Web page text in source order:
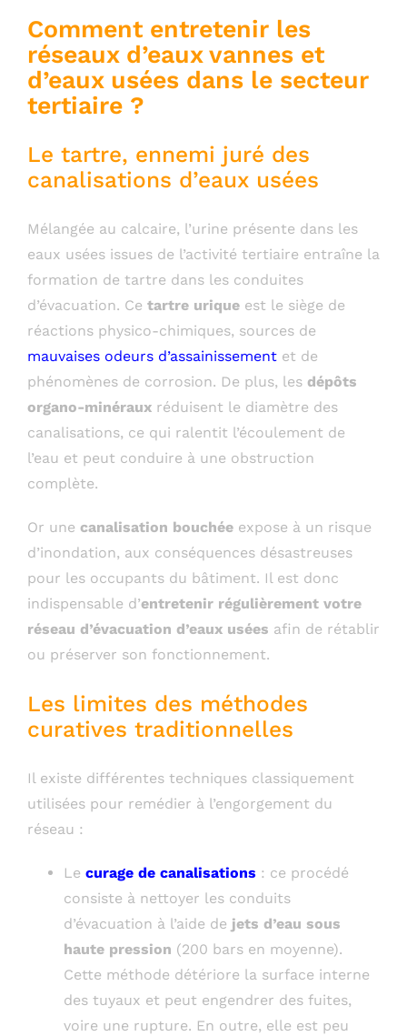
Comment entretenir les
réseaux d’eaux vannes et
d’eaux usées dans le secteur
tertiaire ?
Le tartre, ennemi juré des
canalisations d’eaux usées
Mélangée au calcaire, l’urine présente dans les
eaux usées issues de l’activité tertiaire entraîne la
formation de tartre dans les conduites
d’évacuation. Ce tartre urique est le siège de
réactions physico-chimiques, sources de
mauvaises odeurs d’assainissement et de
phénomènes de corrosion. De plus, les dépôts
organo-minéraux réduisent le diamètre des
canalisations, ce qui ralentit l’écoulement de
l’eau et peut conduire à une obstruction
complète.
Or une canalisation bouchée expose à un risque
d’inondation, aux conséquences désastreuses
pour les occupants du bâtiment. Il est donc
indispensable d’entretenir régulièrement votre
réseau d’évacuation d’eaux usées afin de rétablir
ou préserver son fonctionnement.
Les limites des méthodes
curatives traditionnelles
Il existe différentes techniques classiquement
utilisées pour remédier à l’engorgement du
réseau :
Le curage de canalisations : ce procédé
consiste à nettoyer les conduits
d’évacuation à l’aide de jets d’eau sous
haute pression (200 bars en moyenne).
Cette méthode détériore la surface interne
des tuyaux et peut engendrer des fuites,
voire une rupture. En outre, elle est peu